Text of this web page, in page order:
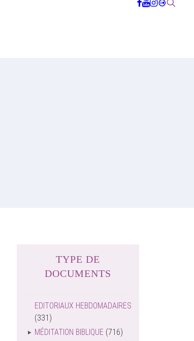
TYPE DE
DOCUMENTS
EDITORIAUX HEBDOMADAIRES
(331)
MÉDITATION BIBLIQUE (716)